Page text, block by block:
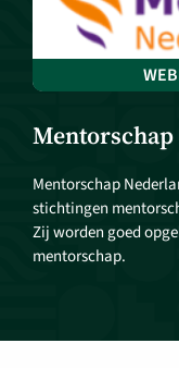
Mentorschap
stichtingen
Zij worden goed
mentorschap.